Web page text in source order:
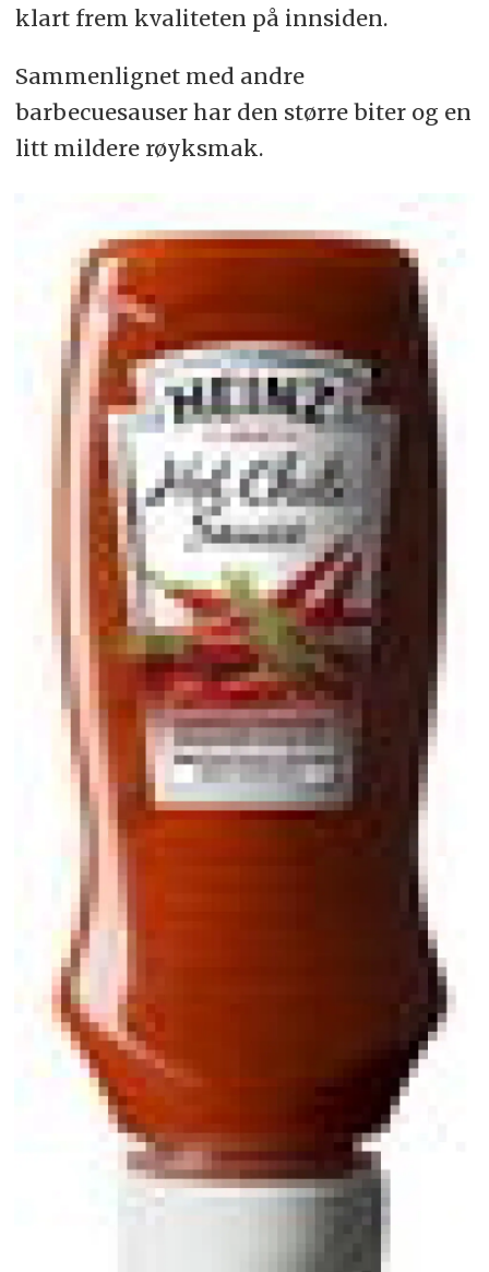
klart frem kvaliteten på innsiden.
Sammenlignet med andre
barbecuesauser har den større biter og en
litt mildere røyksmak.